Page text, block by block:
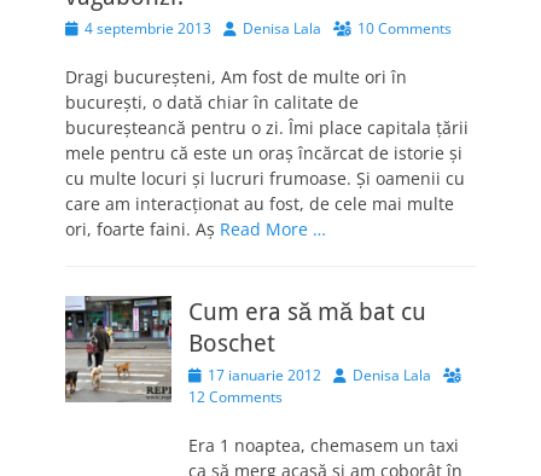
Posted
4 septembrie 2013 AuthorDenisa Lala 10 Comments
Dragi bucureşteni, Am fost de multe ori în
bucureşti, o dată chiar în calitate de
bucureşteancă pentru o zi. Îmi place capitala ţării
mele pentru că este un oraş încărcat de istorie şi
cu multe locuri şi lucruri frumoase. Şi oamenii cu
care am interacţionat au fost, de cele mai multe
ori, foarte faini. Aş Read More …
Cum era să mă bat cu
Boschet
Posted
on
17 ianuarie 2012 AuthorDenisa Lala
12 Comments
Era 1 noaptea, chemasem un taxi
ca să merg acasă şi am coborât în